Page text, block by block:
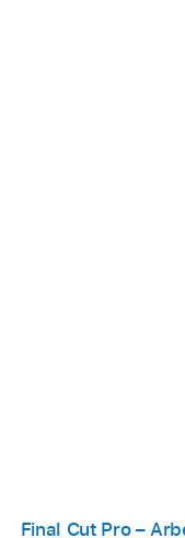
Final Cut Pro –